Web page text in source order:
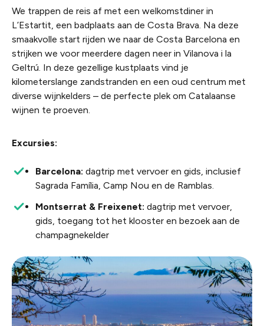
We trappen de reis af met een welkomstdiner in
L’Estartit, een badplaats aan de Costa Brava. Na deze
smaakvolle start rijden we naar de Costa Barcelona en
strijken we voor meerdere dagen neer in Vilanova i la
Geltrú. In deze gezellige kustplaats vind je
kilometerslange zandstranden en een oud centrum met
diverse wijnkelders – de perfecte plek om Catalaanse
wijnen te proeven.
Excursies:
Barcelona: dagtrip met vervoer en gids, inclusief
Sagrada Família, Camp Nou en de Ramblas.
Montserrat & Freixenet: dagtrip met vervoer,
gids, toegang tot het klooster en bezoek aan de
champagnekelder